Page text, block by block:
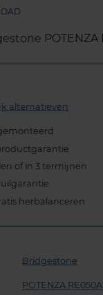
alternatieven
of in 3 termijnen
herbalanceren
Bridgestone
POTENZA RE050A